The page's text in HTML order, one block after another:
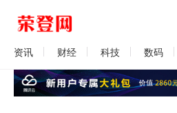
资讯 财经 科技 数码